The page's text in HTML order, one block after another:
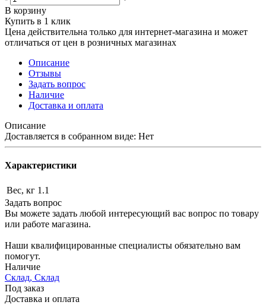
В корзину
Купить в 1 клик
Цена действительна только для интернет-магазина и может
отличаться от цен в розничных магазинах
Описание
Отзывы
Задать вопрос
Наличие
Доставка и оплата
Описание
Доставляется в собранном виде: Нет
Характеристики
Вес, кг 1.1
Задать вопрос
Вы можете задать любой интересующий вас вопрос по товару
или работе магазина.
Наши квалифицированные специалисты обязательно вам
помогут.
Наличие
Склад, Склад
Под заказ
Доставка и оплата